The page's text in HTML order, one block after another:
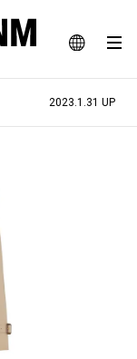
JA
EN
WEBマガジン
2023.1.31 UP